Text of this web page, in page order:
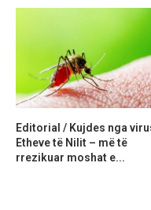
Editorial / Kujdes nga
Etheve të Nilit – më të
rrezikuar moshat e...